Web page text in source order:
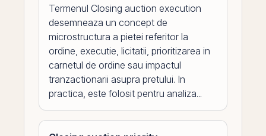
Termenul Closing auction execution
desemneaza un concept de
microstructura a pietei referitor la
ordine, executie, licitatii, prioritizarea in
carnetul de ordine sau impactul
tranzactionarii asupra pretului. In
practica, este folosit pentru analiza...